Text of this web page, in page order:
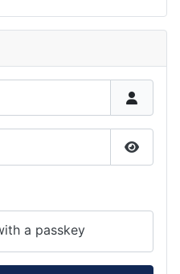
Show
a passkey